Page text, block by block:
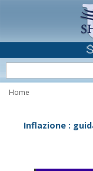
Home
Inflazione :